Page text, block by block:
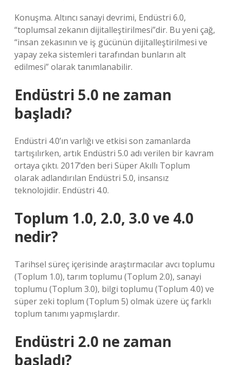
Konuşma. Altıncı sanayi devrimi, Endüstri 6.0,
“toplumsal zekanın dijitalleştirilmesi”dir. Bu yeni çağ,
“insan zekasının ve iş gücünün dijitalleştirilmesi ve
yapay zeka sistemleri tarafından bunların alt
edilmesi” olarak tanımlanabilir.
Endüstri 5.0 ne zaman
başladı?
Endüstri 4.0’ın varlığı ve etkisi son zamanlarda
tartışılırken, artık Endüstri 5.0 adı verilen bir kavram
ortaya çıktı. 2017’den beri Süper Akıllı Toplum
olarak adlandırılan Endüstri 5.0, insansız
teknolojidir. Endüstri 4.0.
Toplum 1.0, 2.0, 3.0 ve 4.0
nedir?
Tarihsel süreç içerisinde araştırmacılar avcı toplumu
(Toplum 1.0), tarım toplumu (Toplum 2.0), sanayi
toplumu (Toplum 3.0), bilgi toplumu (Toplum 4.0) ve
süper zeki toplum (Toplum 5) olmak üzere üç farklı
toplum tanımı yapmışlardır.
Endüstri 2.0 ne zaman
başladı?